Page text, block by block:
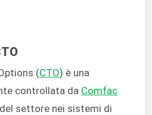
(CTO) è una
controllata da Comfac
settore nei sistemi di